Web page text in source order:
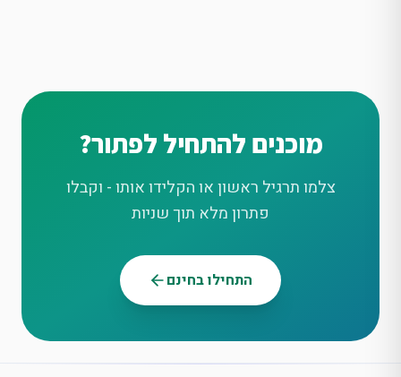
מוכנים להתחיל לפתור?
צלמו תרגיל ראשון או הקלידו אותו - וקבלו
פתרון מלא תוך שניות
התחילו בחינם